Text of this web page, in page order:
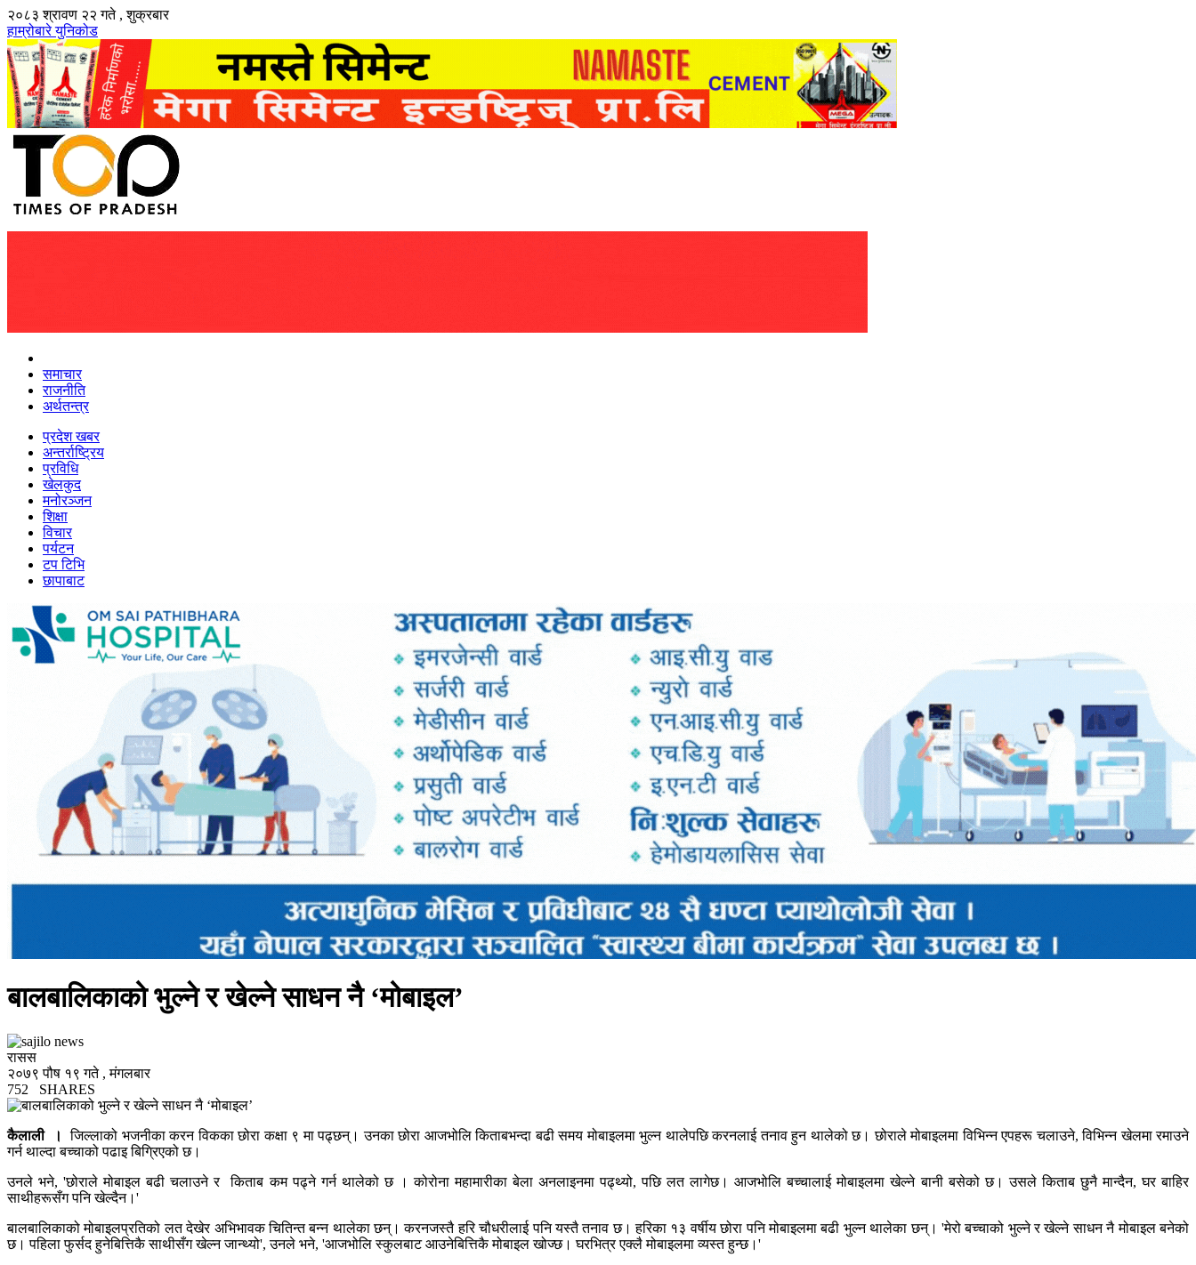
२०८३ श्रावण २२ गते , शुक्रबार
हाम्रोबारेयुनिकोड
समाचार
राजनीति
अर्थतन्त्र
प्रदेश खबर
अन्तर्राष्ट्रिय
प्रविधि
खेलकुद
मनोरञ्जन
शिक्षा
विचार
पर्यटन
टप टिभि
छापाबाट
बालबालिकाको भुल्ने र खेल्ने साधन नै ‘मोबाइल’
रासस
२०७९ पौष १९ गते , मंगलबार
752
SHARES
कैलाली ।जिल्लाको भजनीका करन विकका छोरा कक्षा ९ मा पढ्छन्। उनका छोरा आजभोलि किताबभन्दा बढी समय मोबाइलमा भुल्न थालेपछि करनलाई तनाव हुन थालेको छ। छोराले मोबाइलमा विभिन्न एपहरू चलाउने, विभिन्न खेलमा रमाउने
गर्न थाल्दा बच्चाको पढाइ बिग्रिएको छ।
उनले भने, 'छोराले मोबाइल बढी चलाउने र किताब कम पढ्ने गर्न थालेको छ । कोरोना महामारीका बेला अनलाइनमा पढ्थ्यो, पछि लत लागेछ। आजभोलि बच्चालाई मोबाइलमा खेल्ने बानी बसेको छ। उसले किताब छुनै मान्दैन, घर बाहिर
साथीहरूसँग पनि खेल्दैन।'
बालबालिकाको मोबाइलप्रतिको लत देखेर अभिभावक चितिन्त बन्न थालेका छन्। करनजस्तै हरि चौधरीलाई पनि यस्तै तनाव छ। हरिका १३ वर्षीय छोरा पनि मोबाइलमा बढी भुल्न थालेका छन्। 'मेरो बच्चाको भुल्ने र खेल्ने साधन नै मोबाइल बनेको
छ। पहिला फुर्सद हुनेबित्तिकै साथीसँग खेल्न जान्थ्यो', उनले भने, 'आजभोलि स्कुलबाट आउनेबित्तिकै मोबाइल खोज्छ। घरभित्र एक्लै मोबाइलमा व्यस्त हुन्छ।'